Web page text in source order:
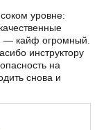
уровне:
— кайф огромный.
инструктору
на
снова и